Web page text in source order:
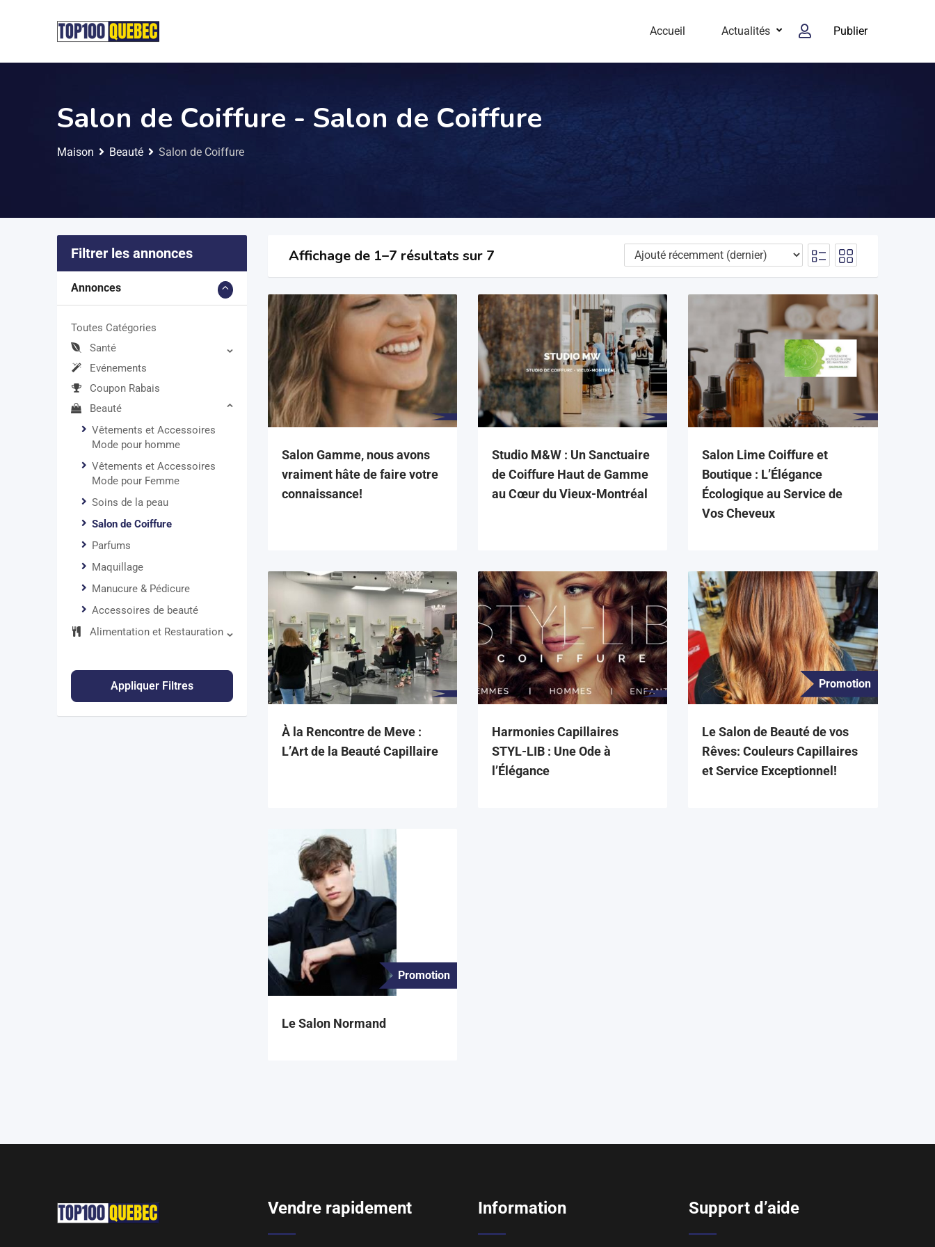
Publier
Accueil Actualités
Salon de Coiffure - Salon de Coiffure
Maison Beauté Salon de Coiffure
Filtrer les annonces
Annonces
Toutes Catégories
Santé
Evénements
Coupon Rabais
Beauté
Vêtements et Accessoires
Mode pour homme
Vêtements et Accessoires
Mode pour Femme
Soins de la peau
Salon de Coiffure
Parfums
Maquillage
Manucure & Pédicure
Accessoires de beauté
Alimentation et Restauration
Appliquer Filtres
Affichage de 1–7 résultats sur 7
Salon Gamme, nous avons
vraiment hâte de faire votre
connaissance!
Studio M&W : Un Sanctuaire
de Coiffure Haut de Gamme
au Cœur du Vieux-Montréal
Salon Lime Coiffure et
Boutique : L’Élégance
Écologique au Service de
Vos Cheveux
À la Rencontre de Meve :
L’Art de la Beauté Capillaire
Harmonies Capillaires
STYL-LIB : Une Ode à
l’Élégance
Promotion
Le Salon de Beauté de vos
Rêves: Couleurs Capillaires
et Service Exceptionnel!
Promotion
Le Salon Normand
Vendre rapidement Information Support d’aide